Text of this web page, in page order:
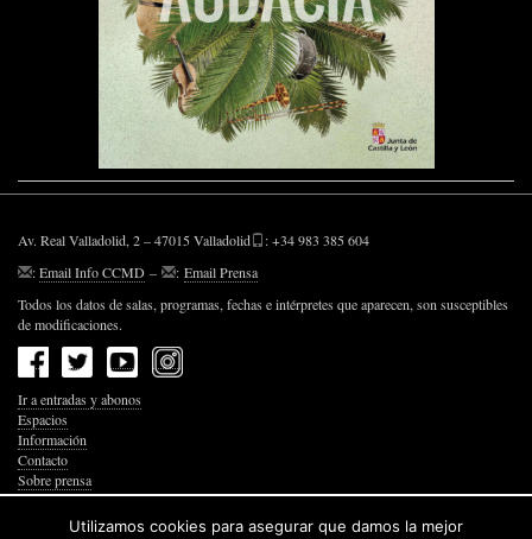
Av. Real Valladolid, 2 – 47015 Valladolid
: +34 983 385 604
:Email Info CCMD – : Email Prensa
Todos los datos de salas, programas, fechas e intérpretes que aparecen, son susceptibles
de modificaciones.
Ir a entradas y abonos
Espacios
Información
Contacto
Sobre prensa
Política de Privacidad
Política de Cookies
Utilizamos cookies para asegurar que damos la mejor